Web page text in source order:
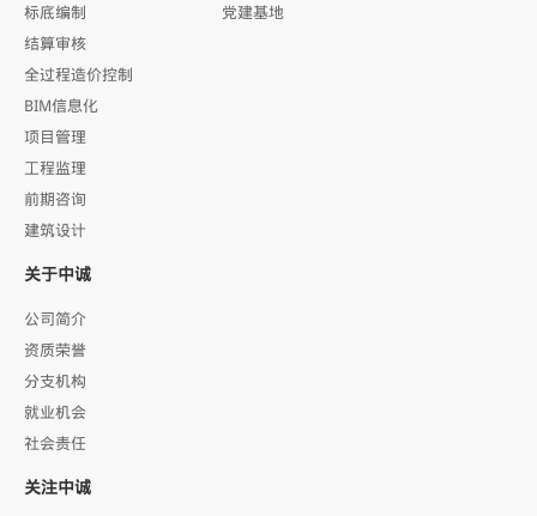
标底编制
结算审核
全过程造价控制
BIM信息化
项目管理
工程监理
前期咨询
建筑设计
党建基地
关于中诚
公司简介
资质荣誉
分支机构
就业机会
社会责任
关注中诚